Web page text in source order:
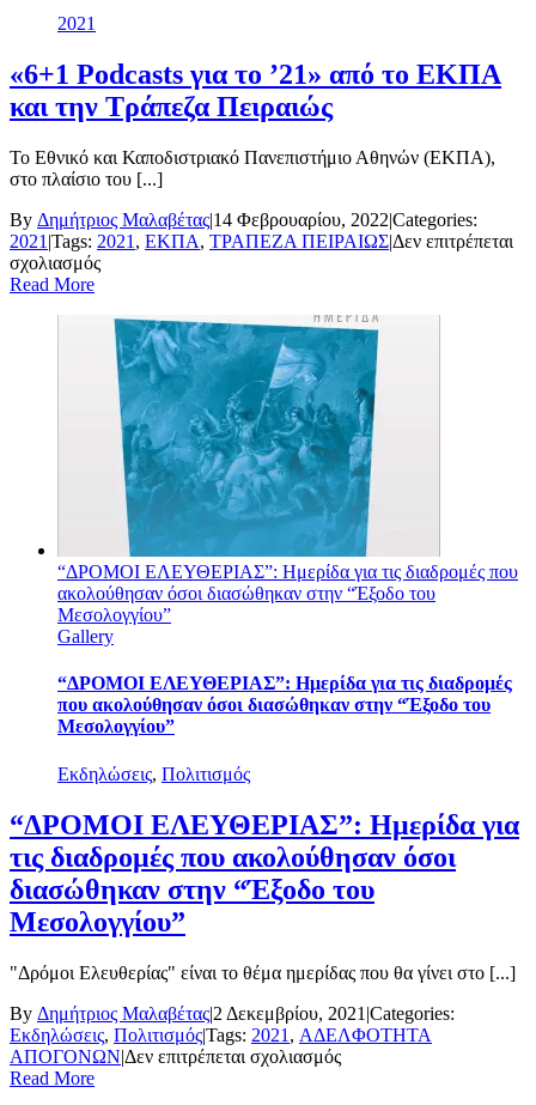
2021
«6+1 Podcasts για το ’21» από το ΕΚΠΑ
και την Τράπεζα Πειραιώς
Το Εθνικό και Καποδιστριακό Πανεπιστήμιο Αθηνών (ΕΚΠΑ),
στο πλαίσιο του [...]
By Δημήτριος Μαλαβέτας|14 Φεβρουαρίου, 2022|Categories:
2021 |Tags: 2021 , ΕΚΠΑ, ΤΡΑΠΕΖΑ ΠΕΙΡΑΙΩΣ|Δεν επιτρέπεται
σχολιασμόςστο
για
το
’21»
από
ΕΚΠΑ
και
την
Τράπεζα
Πειραιώς
Read More
“ΔΡΟΜΟΙ ΕΛΕΥΘΕΡΙΑΣ”: Ημερίδα για τις διαδρομές που
ακολούθησαν όσοι διασώθηκαν στην “Έξοδο του
Μεσολογγίου”
Gallery
“ΔΡΟΜΟΙ ΕΛΕΥΘΕΡΙΑΣ”: Ημερίδα για τις διαδρομές
που ακολούθησαν όσοι διασώθηκαν στην “Έξοδο του
Μεσολογγίου”
Εκδηλώσεις, Πολιτισμός
“ΔΡΟΜΟΙ ΕΛΕΥΘΕΡΙΑΣ”: Ημερίδα για
τις διαδρομές που ακολούθησαν όσοι
διασώθηκαν στην “Έξοδο του
Μεσολογγίου”
"Δρόμοι Ελευθερίας" είναι το θέμα ημερίδας που θα γίνει στο [...]
By Δημήτριος Μαλαβέτας|2 Δεκεμβρίου, 2021 |Categories:
Εκδηλώσεις, Πολιτισμός|Tags: 2021 , ΑΔΕΛΦΟΤΗΤΑ
ΑΠΟΓΟΝΩΝ|Δεν επιτρέπεται σχολιασμόςστο
Read More